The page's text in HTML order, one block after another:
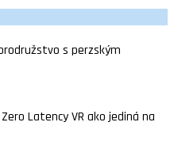
s perzským
Latency VR ako jediná na